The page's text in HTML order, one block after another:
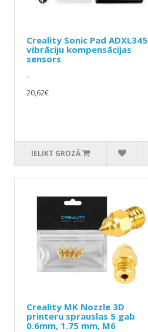
Creality Sonic Pad ADXL345
vibrāciju kompensācijas
sensors
..
20,62€
IELIKT GROZĀ
Creality MK Nozzle 3D
printeru sprauslas 5 gab
0.6mm, 1.75 mm, M6